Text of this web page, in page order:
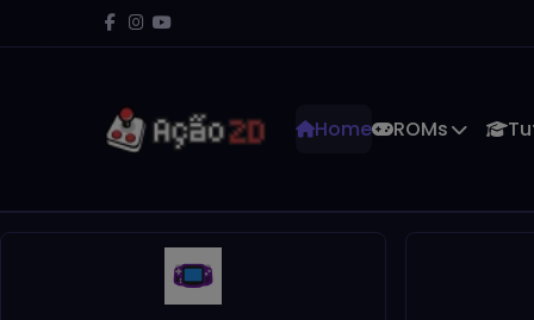
Home ROMs